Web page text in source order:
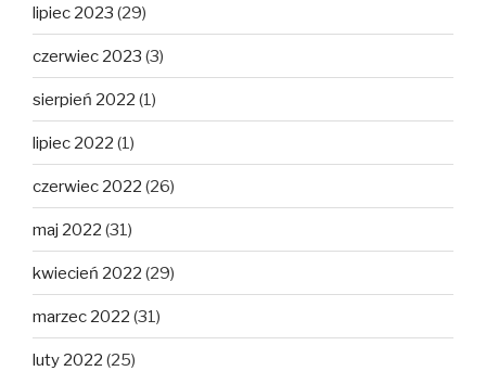
lipiec 2023 (29)
czerwiec 2023 (3)
sierpień 2022 (1)
lipiec 2022 (1)
czerwiec 2022 (26)
maj 2022 (31)
kwiecień 2022 (29)
marzec 2022 (31)
luty 2022 (25)